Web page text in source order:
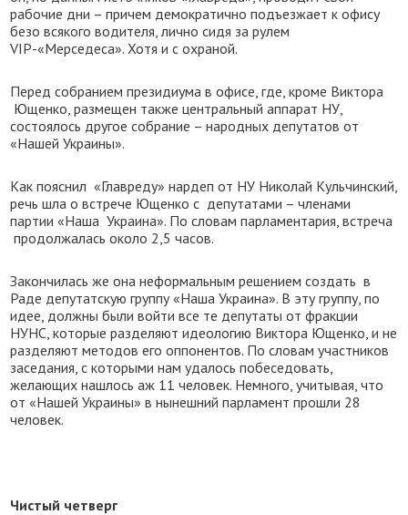
рабочие дни – причем демократично подъезжает к офису
безо всякого водителя, лично сидя за рулем
VIP-«Мерседеса». Хотя и с охраной.
Перед собранием президиума в офисе, где, кроме Виктора
Ющенко, размещен также центральный аппарат НУ,
состоялось другое собрание – народных депутатов от
«Нашей Украины».
Как пояснил «Главреду» нардеп от НУ Николай Кульчинский,
речь шла о встрече Ющенко с депутатами – членами
партии «Наша Украина». По словам парламентария, встреча
продолжалась около 2,5 часов.
Закончилась же она неформальным решением создать в
Раде депутатскую группу «Наша Украина». В эту группу, по
идее, должны были войти все те депутаты от фракции
НУНС, которые разделяют идеологию Виктора Ющенко, и не
разделяют методов его оппонентов. По словам участников
заседания, с которыми нам удалось побеседовать,
желающих нашлось аж 11 человек. Немного, учитывая, что
от «Нашей Украины» в нынешний парламент прошли 28
человек.
Чистый четверг